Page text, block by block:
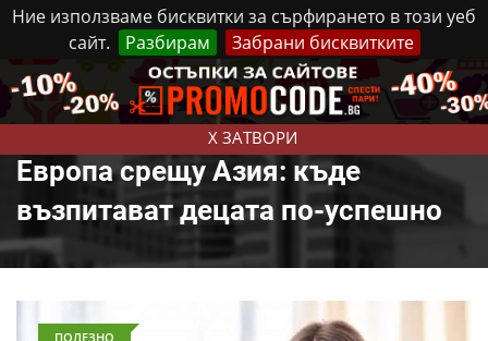
Ние използваме бисквитки за сърфирането в този уеб
сайт.
Разбирам Забрани бисквитките
X ЗАТВОРИ
Четвъртък, 6 Август, 2026 Реклама Контакти
Европа срещу Азия: къде
възпитават децата по-успешно
ПОЛЕЗНО